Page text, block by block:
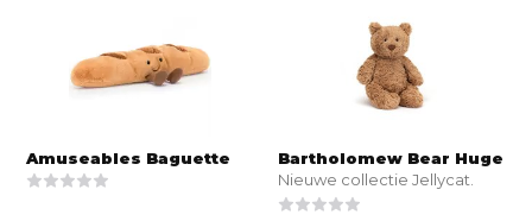
Amuseables Baguette
Bartholomew Bear Huge
Nieuwe collectie Jellycat.